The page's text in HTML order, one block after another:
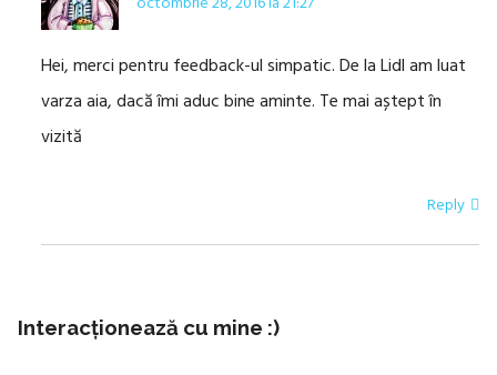
Hei, merci pentru feedback-ul simpatic. De la Lidl am luat
varza aia, dacă îmi aduc bine aminte. Te mai aștept în
vizită
Reply
Interacționează cu mine :)